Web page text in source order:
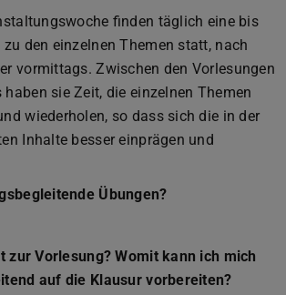
finden täglich eine bis
den einzelnen Themen statt, nach
vormittags. Zwischen den Vorlesungen
sie Zeit, die einzelnen Themen
wiederholen, so dass sich die in der
Inhalte besser einprägen und
Übungen?
zur Vorlesung? Womit kann ich mich
auf die Klausur vorbereiten?